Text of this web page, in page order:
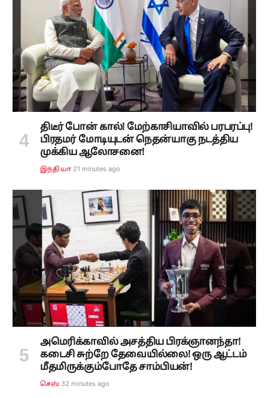
திடீர் போன் கால்! மேற்காசியாவில் பரபரப்பு!
பிரதமர் மோடியுடன் நெதன்யாகு நடத்திய
முக்கிய ஆலோசனை!
இந்தியா 21 minutes ago
அமெரிக்காவில் அசத்திய பிரக்ஞானந்தா!
கடைசி சுற்றே தேவையில்லை! ஒரு ஆட்டம்
மீதமிருக்கும்போதே சாம்பியன்!
செஸ் 32 minutes ago